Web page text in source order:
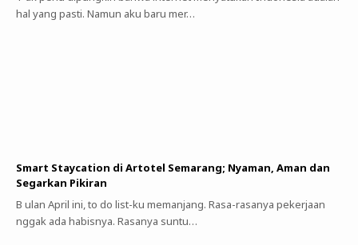
hal yang pasti. Namun aku baru mer…
Smart Staycation di Artotel Semarang; Nyaman, Aman dan
Segarkan Pikiran
B ulan April ini, to do list-ku memanjang. Rasa-rasanya pekerjaan
nggak ada habisnya. Rasanya suntu…